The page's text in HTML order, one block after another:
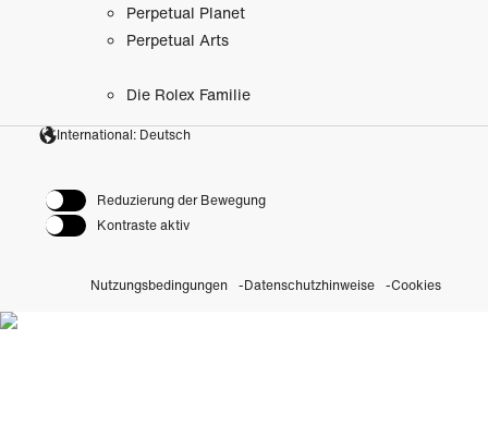
Perpetual Planet
Perpetual Arts
Die Rolex Familie
International: Deutsch
Reduzierung der Bewegung
Kontraste aktiv
Nutzungsbedingungen Datenschutzhinweise Cookies